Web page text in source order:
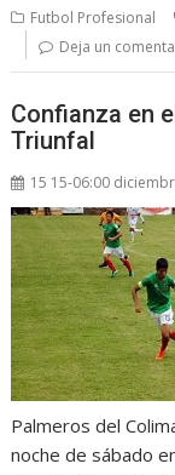
Futbol Profesional
Deja un
Confianza en
Triunfal
15 15-06:00
Palmeros del
noche de sábado